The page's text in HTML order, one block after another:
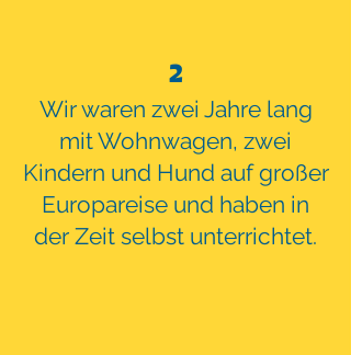
2
Wir waren zwei Jahre lang
mit Wohnwagen, zwei
Kindern und Hund auf großer
Europareise und haben in
der Zeit selbst unterrichtet.